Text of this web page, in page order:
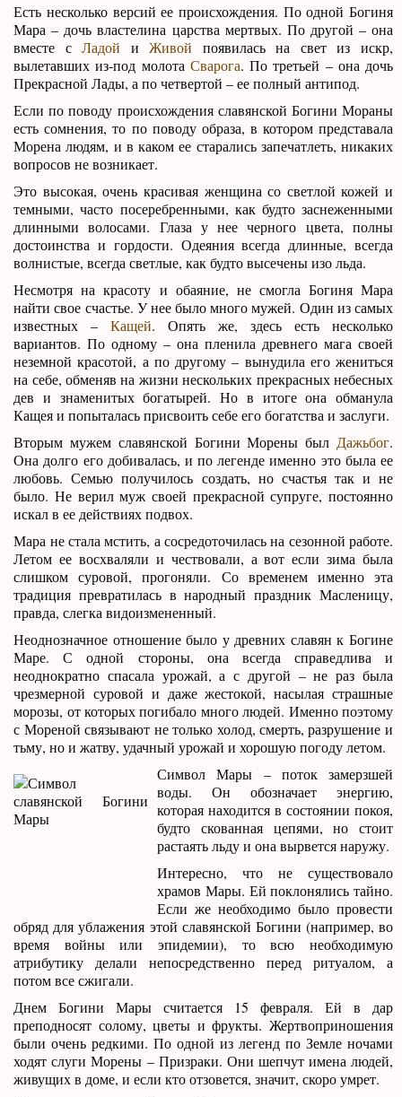
Есть несколько версий ее происхождения. По одной Богиня
Мара – дочь властелина царства мертвых. По другой – она
вместе сЛадой иЖивой появилась на свет из искр,
вылетавших из-под молота Сварога. По третьей – она дочь
Прекрасной Лады, а по четвертой – ее полный антипод.
Если по поводу происхождения славянской Богини Мораны
есть сомнения, то по поводу образа, в котором представала
Морена людям, и в каком ее старались запечатлеть, никаких
вопросов не возникает.
Это высокая, очень красивая женщина со светлой кожей и
темными, часто посеребренными, как будто заснеженными
длинными волосами. Глаза у нее черного цвета, полны
достоинства и гордости. Одеяния всегда длинные, всегда
волнистые, всегда светлые, как будто высечены изо льда.
Несмотря на красоту и обаяние, не смогла Богиня Мара
найти свое счастье. У нее было много мужей. Один из самых
известных –Кащей. Опять же, здесь есть несколько
вариантов. По одному – она пленила древнего мага своей
неземной красотой, а по другому – вынудила его жениться
на себе, обменяв на жизни нескольких прекрасных небесных
дев и знаменитых богатырей. Но в итоге она обманула
Кащея и попыталась присвоить себе его богатства и заслуги.
Вторым мужем славянской Богини Морены был Дажьбог.
Она долго его добивалась, и по легенде именно это была ее
любовь. Семью получилось создать, но счастья так и не
было. Не верил муж своей прекрасной супруге, постоянно
искал в ее действиях подвох.
Мара не стала мстить, а сосредоточилась на сезонной работе.
Летом ее восхваляли и чествовали, а вот если зима была
слишком суровой, прогоняли. Со временем именно эта
традиция превратилась в народный праздник Масленицу,
правда, слегка видоизмененный.
Неоднозначное отношение было у древних славян к Богине
Маре. С одной стороны, она всегда справедлива и
неоднократно спасала урожай, а с другой – не раз была
чрезмерной суровой и даже жестокой, насылая страшные
морозы, от которых погибало много людей. Именно поэтому
с Мореной связывают не только холод, смерть, разрушение и
тьму, но и жатву, удачный урожай и хорошую погоду летом.
Символ Мары – поток замерзшей
воды. Он обозначает энергию,
которая находится в состоянии покоя,
будто скованная цепями, но стоит
растаять льду и она вырвется наружу.
Интересно, что не существовало
храмов Мары. Ей поклонялись тайно.
Если же необходимо было провести
обряд для ублажения этой славянской Богини (например, во
время войны или эпидемии), то всю необходимую
атрибутику делали непосредственно перед ритуалом, а
потом все сжигали.
Днем Богини Мары считается 15 февраля. Ей в дар
преподносят солому, цветы и фрукты. Жертвоприношения
были очень редкими. По одной из легенд по Земле ночами
ходят слуги Морены – Призраки. Они шепчут имена людей,
живущих в доме, и если кто отзовется, значит, скоро умрет.